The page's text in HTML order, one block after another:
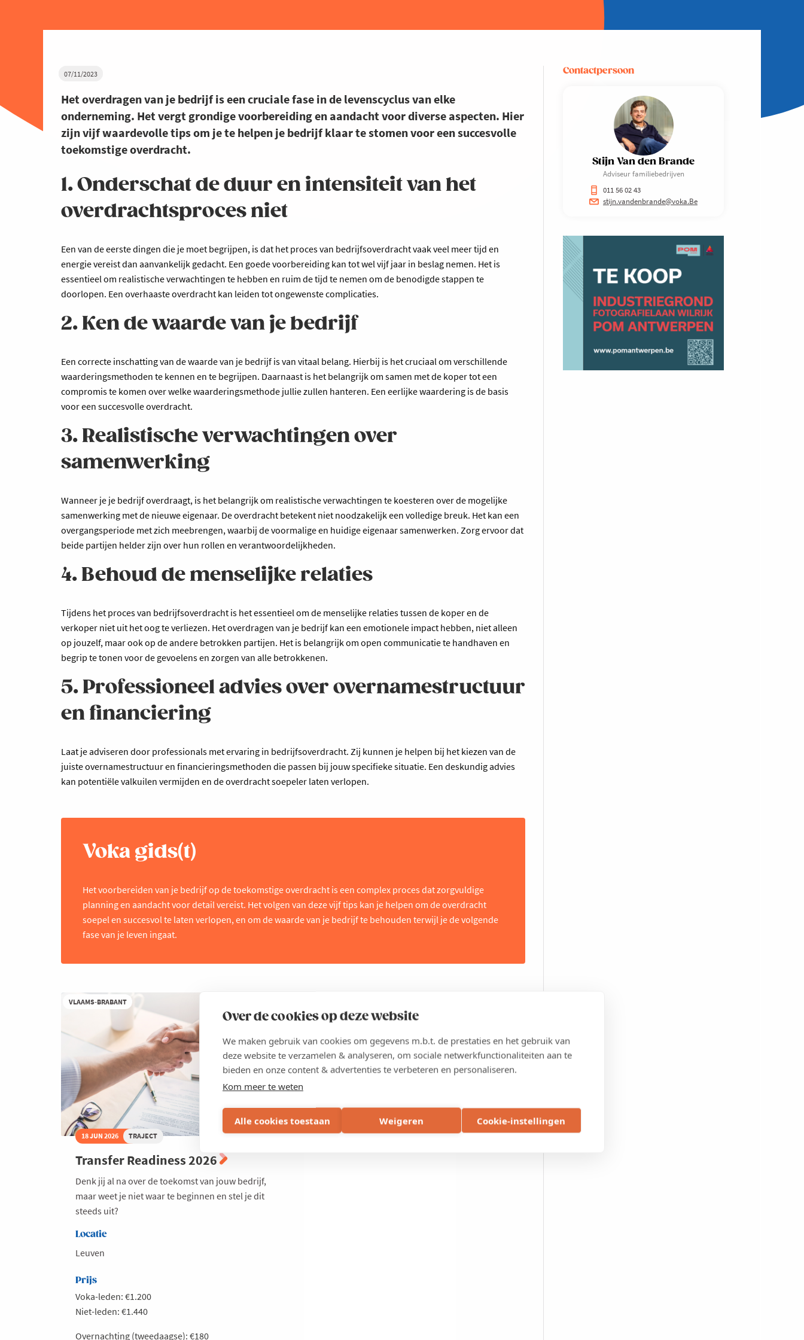
Over de cookies op deze website
We maken gebruik van cookies om gegevens m.b.t. de prestaties en het gebruik van
deze website te verzamelen & analyseren, om sociale netwerkfunctionaliteiten aan te
bieden en onze content & advertenties te verbeteren en personaliseren.
Kom meer te weten
Alle cookies toestaan Weigeren Cookie-instellingen
07/11/2023
Het overdragen van je bedrijf is een cruciale fase in de levenscyclus van elke
onderneming. Het vergt grondige voorbereiding en aandacht voor diverse aspecten. Hier
zijn vijf waardevolle tips om je te helpen je bedrijf klaar te stomen voor een succesvolle
toekomstige overdracht.
1. Onderschat de duur en intensiteit van het
overdrachtsproces niet
Een van de eerste dingen die je moet begrijpen, is dat het proces van bedrijfsoverdracht vaak veel meer tijd en
energie vereist dan aanvankelijk gedacht. Een goede voorbereiding kan tot wel vijf jaar in beslag nemen. Het is
essentieel om realistische verwachtingen te hebben en ruim de tijd te nemen om de benodigde stappen te
doorlopen. Een overhaaste overdracht kan leiden tot ongewenste complicaties.
2. Ken de waarde van je bedrijf
Een correcte inschatting van de waarde van je bedrijf is van vitaal belang. Hierbij is het cruciaal om verschillende
waarderingsmethoden te kennen en te begrijpen. Daarnaast is het belangrijk om samen met de koper tot een
compromis te komen over welke waarderingsmethode jullie zullen hanteren. Een eerlijke waardering is de basis
voor een succesvolle overdracht.
3. Realistische verwachtingen over
samenwerking
Wanneer je je bedrijf overdraagt, is het belangrijk om realistische verwachtingen te koesteren over de mogelijke
samenwerking met de nieuwe eigenaar. De overdracht betekent niet noodzakelijk een volledige breuk. Het kan een
overgangsperiode met zich meebrengen, waarbij de voormalige en huidige eigenaar samenwerken. Zorg ervoor dat
beide partijen helder zijn over hun rollen en verantwoordelijkheden.
4. Behoud de menselijke relaties
Tijdens het proces van bedrijfsoverdracht is het essentieel om de menselijke relaties tussen de koper en de
verkoper niet uit het oog te verliezen. Het overdragen van je bedrijf kan een emotionele impact hebben, niet alleen
op jouzelf, maar ook op de andere betrokken partijen. Het is belangrijk om open communicatie te handhaven en
begrip te tonen voor de gevoelens en zorgen van alle betrokkenen.
5. Professioneel advies over overnamestructuur
en financiering
Laat je adviseren door professionals met ervaring in bedrijfsoverdracht. Zij kunnen je helpen bij het kiezen van de
juiste overnamestructuur en financieringsmethoden die passen bij jouw specifieke situatie. Een deskundig advies
kan potentiële valkuilen vermijden en de overdracht soepeler laten verlopen.
Voka gids(t)
Het voorbereiden van je bedrijf op de toekomstige overdracht is een complex proces dat zorgvuldige
planning en aandacht voor detail vereist. Het volgen van deze vijf tips kan je helpen om de overdracht
soepel en succesvol te laten verlopen, en om de waarde van je bedrijf te behouden terwijl je de volgende
fase van je leven ingaat.
VLAAMS-BRABANT
18 JUN 2026 TRAJECT
Transfer Readiness 2026
Denk jij al na over de toekomst van jouw bedrijf,
maar weet je niet waar te beginnen en stel je dit
steeds uit?
Locatie
Leuven
Prijs
Voka-leden: €1.200
Niet-leden: €1.440
Overnachting (tweedaagse): €180
Contactpersoon
Stijn Van den Brande
Adviseur familiebedrijven
011 56 02 43
stijn.vandenbrande@voka.Be